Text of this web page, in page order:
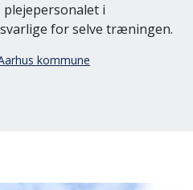
i
for selve træningen.
kommune